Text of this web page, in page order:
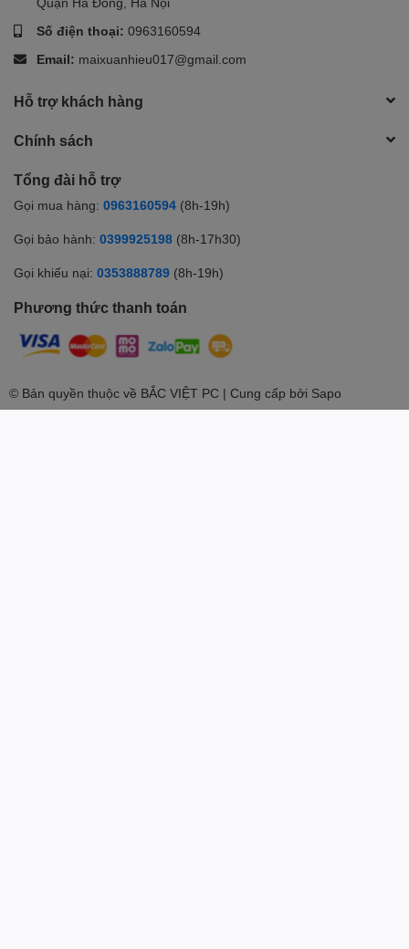
Vỏ Case Viettech Hero X1Ventus hoặc Vỏ case
GAMING X 3FX
chắc chắn với khung thép dày 0.5mm và mặt trước dạng lưới
(mesh) thoáng khí, đảm bảo nhiệt độ tối ưu cho các linh kiện bên
thông gió và luồng không khí cao cấp.
Số điện thoại: 0963160594
Email: maixuanhieu017@gmail.com
Hỗ trợ khách hàng
Chính sách
Tổng đài hỗ trợ
Gọi mua hàng: 0963160594 (8h-19h)
Gọi bảo hành: 0399925198 (8h-17h30)
Gọi khiếu nại: 0353888789 (8h-19h)
Phương thức thanh toán
© Bản quyền thuộc về BẮC VIỆT PC | Cung cấp bởi Sapo